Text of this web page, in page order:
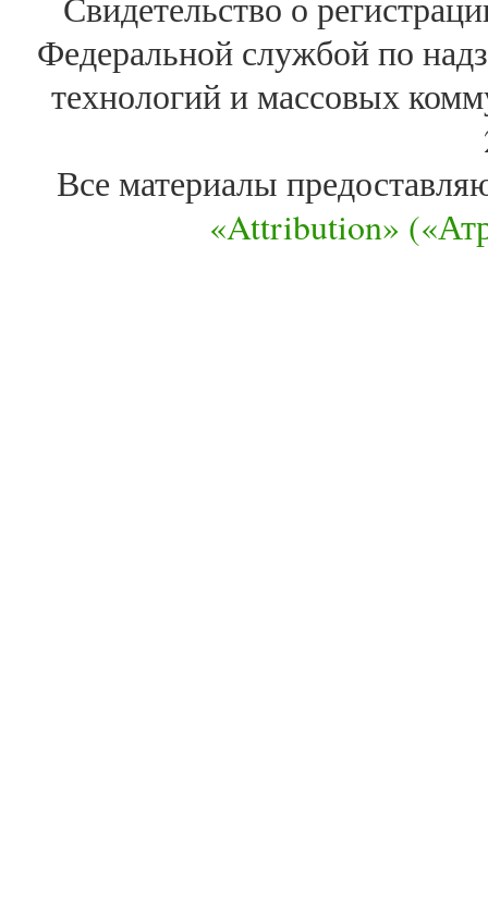
Федеральной службой по
технологий и массовых
Все материалы
«Attribution»